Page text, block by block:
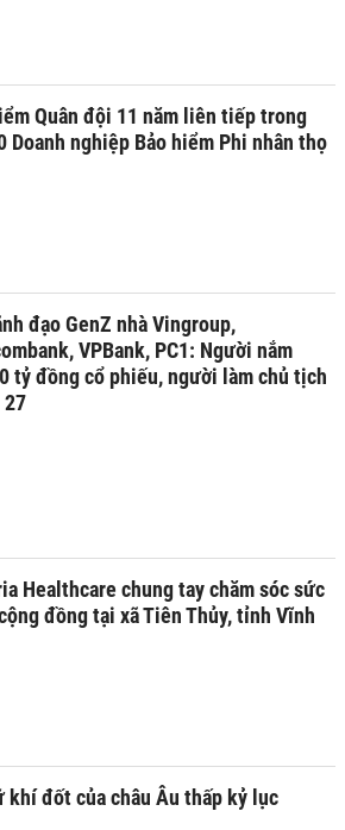
Quân đội 11 năm liên tiếp trong
Doanh nghiệp Bảo hiểm Phi nhân thọ
đạo GenZ nhà Vingroup,
VPBank, PC1: Người nắm
tỷ đồng cổ phiếu, người làm chủ tịch
Healthcare chung tay chăm sóc sức
đồng tại xã Tiên Thủy, tỉnh Vĩnh
khí đốt của châu Âu thấp kỷ lục